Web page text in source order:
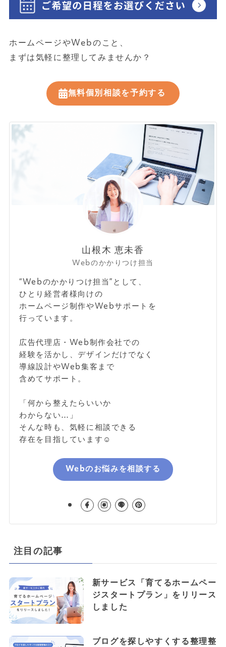
ホームページやWebのこと、
まずは気軽に整理してみませんか？
無料個別相談を予約する
山根木 恵未香
Webのかかりつけ担当
“Webのかかりつけ担当”として、
ひとり経営者様向けの
ホームページ制作やWebサポートを
行っています。
広告代理店・Web制作会社での
経験を活かし、デザインだけでなく
導線設計やWeb集客まで
含めてサポート。
「何から整えたらいいか
わからない…」
そんな時も、気軽に相談できる
存在を目指しています☺️
Webのお悩みを相談する
注目の記事
新サービス「育てるホームペー
ジスタートプラン」をリリース
しました
ブログを探しやすくする整理整